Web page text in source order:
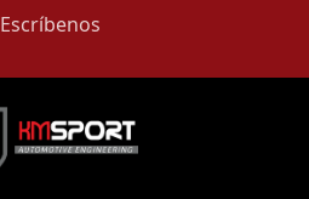
Escríbenos